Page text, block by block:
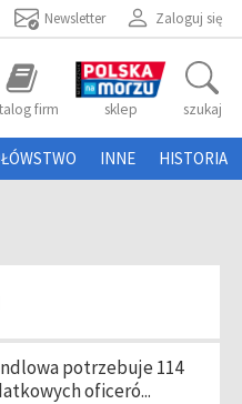
Zaloguj się
Newsletter
firm sklep szukaj
INNE HISTORIA
potrzebuje 114
oficeró...